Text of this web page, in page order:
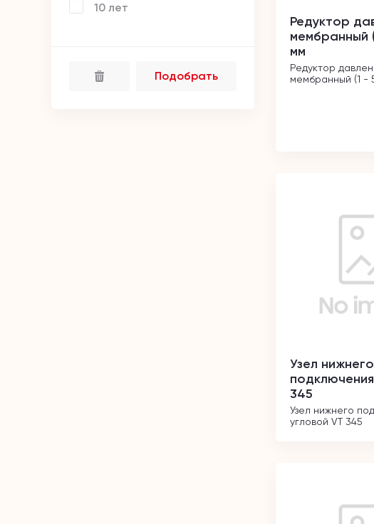
10 лет
Подобрать
Редуктор
мембранный
мм
Редуктор
мембранный (1 -
Узел нижнего
345
Узел нижнего
угловой VT 345